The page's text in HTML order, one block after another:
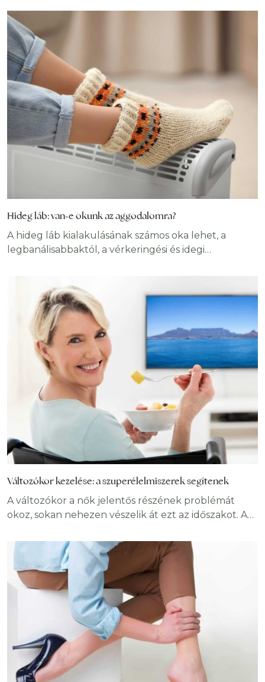
fiatalkorban is bekövetkezhet hasonló folyamat. A
laza, feszességét vesztett bőr frusztráló lehet,
ráadásul befolyásolhatja az önértékelést. Noha a
kozmetikai műtétek révén látványosan javítható ez
az állapot, még sok lehetőség létezik azok számára,
akik inkább elkerülnék az orvosi eljárásokat,
Hideg láb: van-e okunk az aggodalomra?
A hideg láb kialakulásának számos oka lehet, a
legbanálisabbaktól, a vérkeringési és idegi
keressük fel az orvost. Az alapvető ok kezelésének
elő kell segítenie a probléma megszüntetését.
Szervezetünknek elképesztően kifinomult
mechanizmusai vannak, amelyek révén a
létfontosságú belső szerveinket pontosan a
megfelelő hőmérsékleten
Változókor kezelése: a szuperélelmiszerek segítenek
A változókor a nők jelentős részének problémát
okoz, sokan nehezen vészelik át ezt az időszakot. A
változásokat generálnak, amelyek egyeseket
nagyon megviselnek. A klimax környéki tünetek
javarésze enyhíthető, és könnyebb a változókor
kezelése, ha a szuperélelmiszerek fogyasztása
mellett döntünk. Köztudott, hogy a helyes
táplálkozás egy sor egészségügyi problémát
orvosolhat. Bár a